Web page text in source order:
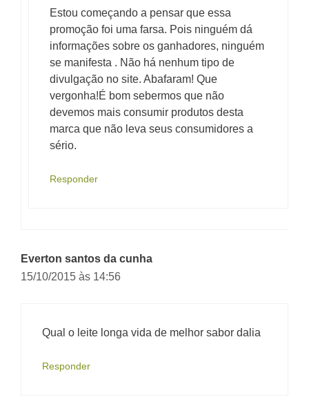
Estou começando a pensar que essa
promoção foi uma farsa. Pois ninguém dá
informações sobre os ganhadores, ninguém
se manifesta . Não há nenhum tipo de
divulgação no site. Abafaram! Que
vergonha!É bom sebermos que não
devemos mais consumir produtos desta
marca que não leva seus consumidores a
sério.
Responder
Everton santos da cunha
15/10/2015 às 14:56
Qual o leite longa vida de melhor sabor dalia
Responder